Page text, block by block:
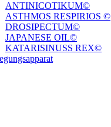
ANTINICOTIKUM©
ASTHMOS RESPIRIOS ©
DROSIPECTUM©
JAPANESE OIL©
KATARISINUSS REX©